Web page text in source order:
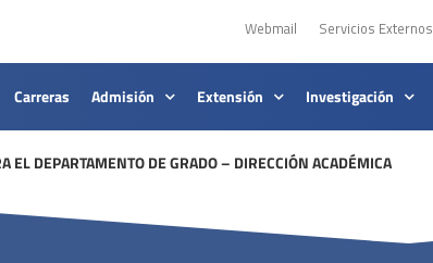
Webmail Servicios Externos
Carreras Admisión Extensión Investigación
EL DEPARTAMENTO DE GRADO – DIRECCIÓN ACADÉMICA